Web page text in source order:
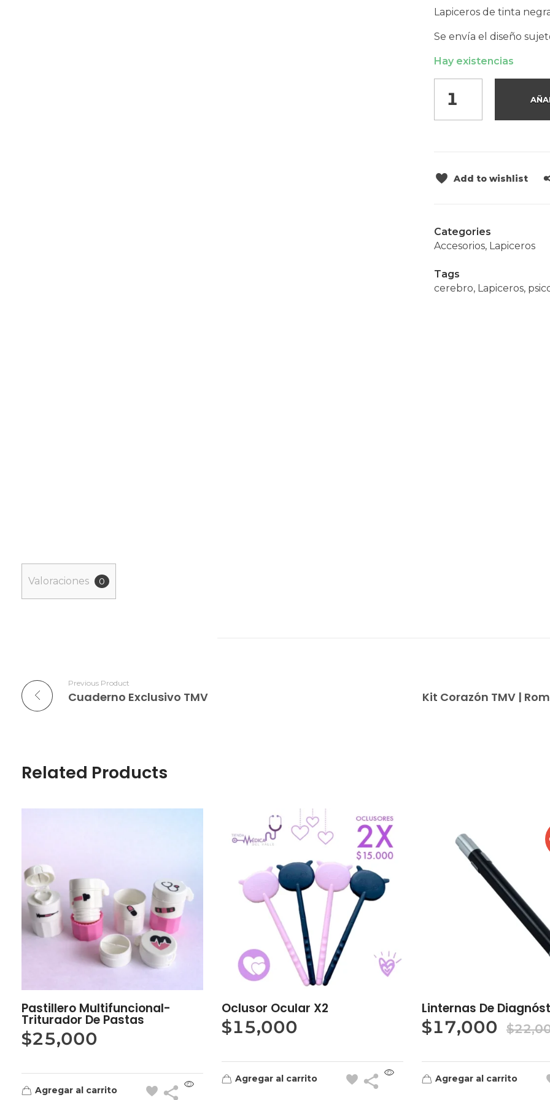
Lapiceros de tinta
Se envía el diseño
Hay existencias
Add to wishlist
Categories
Accesorios, Lapiceros
Tags
cerebro, Lapiceros,
Valoraciones 0
Previous Product
Cuaderno Exclusivo TMV
Related Products
Pastillero Multifuncional-
Triturador De Pastas
$25,000
Agregar al carrito
Oclusor Ocular X2
$15,000
Agregar al carrito
Linternas De
$17,000 $
Agregar al carrito